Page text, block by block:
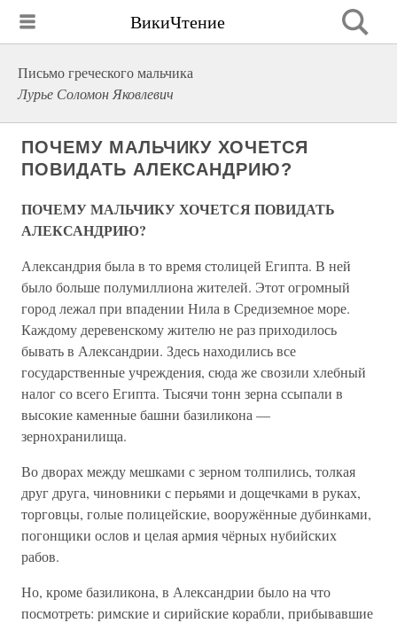
ВикиЧтение
Письмо греческого мальчика
Лурье Соломон Яковлевич
ПОЧЕМУ МАЛЬЧИКУ ХОЧЕТСЯ
ПОВИДАТЬ АЛЕКСАНДРИЮ?
ПОЧЕМУ МАЛЬЧИКУ ХОЧЕТСЯ ПОВИДАТЬ
АЛЕКСАНДРИЮ?
Александрия была в то время столицей Египта. В ней
было больше полумиллиона жителей. Этот огромный
город лежал при впадении Нила в Средиземное море.
Каждому деревенскому жителю не раз приходилось
бывать в Александрии. Здесь находились все
государственные учреждения, сюда же свозили хлебный
налог со всего Египта. Тысячи тонн зерна ссыпали в
высокие каменные башни базиликона —
зернохранилища.
Во дворах между мешками с зерном толпились, толкая
друг друга, чиновники с перьями и дощечками в руках,
торговцы, голые полицейские, вооружённые дубинками,
погонщики ослов и целая армия чёрных нубийских
рабов.
Но, кроме базиликона, в Александрии было на что
посмотреть: римские и сирийские корабли, прибывавшие